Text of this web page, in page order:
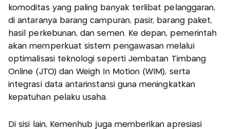
komoditas yang paling banyak terlibat pelanggaran,
di antaranya barang campuran, pasir, barang paket,
hasil perkebunan, dan semen. Ke depan, pemerintah
akan memperkuat sistem pengawasan melalui
optimalisasi teknologi seperti Jembatan Timbang
Online (JTO) dan Weigh In Motion (WIM), serta
integrasi data antarinstansi guna meningkatkan
kepatuhan pelaku usaha.
Di sisi lain, Kemenhub juga memberikan apresiasi